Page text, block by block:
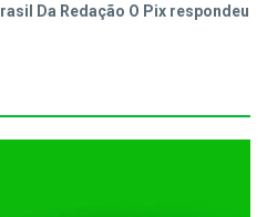
Da Redação O Pix respondeu